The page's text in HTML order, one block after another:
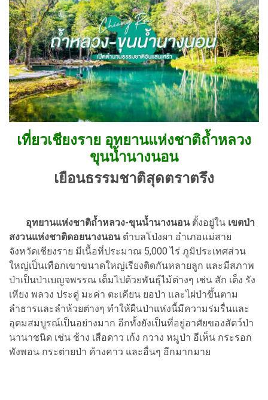
เที่ยวเชียงราย อุทยานแห่งชาติถ้ำหลวง
ขุนน้ำนางนอน
เยือนธรรมชาติสุดตราตรึง
อุทยานแห่งชาติถ้ำหลวง-ขุนน้ำนางนอนตั้งอยู่ใน เขตป่า
สงวนแห่งชาติดอยนางนอนตำบลโป่งผา อำเภอแม่สาย
จังหวัดเชียงราย มีเนื้อที่ประมาณ 5,000 ไร่ ภูมิประเทศส่วน
ใหญ่เป็นเทือกเขาขนาดใหญ่เรียงติดกันหลายลูก และมีสภาพ
ป่าเป็นป่าเบญจพรรณ เต็มไปด้วยพันธุ์ไม้ต่างๆ เช่น สัก เต็ง รัง
เหียง พลวง ประดู่ มะค่า ตะเคียน ยอป่า และไผ่ป่าขึ้นตาม
ลำธารและลำห้วยต่างๆ ทำให้ผืนป่าแห่งนี้มีความร่มรื่นและ
อุดมสมบูรณ์เป็นอย่างมาก อีกทั้งยังเป็นที่อยู่อาศัยของสัตว์ป่า
นานาชนิด เช่น ช้าง เสือดาว เก้ง กวาง หมูป่า อีเห็น กระรอก
พังพอน กระต่ายป่า ค้างคาว และอื่นๆ อีกมากมาย